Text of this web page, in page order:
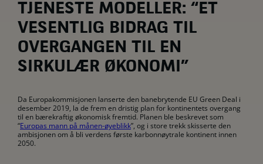
TJENESTE MODELLER: “ET
VESENTLIG BIDRAG TIL
OVERGANGEN TIL EN
SIRKULÆR ØKONOMI”
Da Europakommisjonen lanserte den banebrytende EU Green Deal i
desember 2019, la de frem en dristig plan for kontinentets overgang
til en bærekraftig økonomisk fremtid. Planen ble beskrevet som
“Europas mann på månen-øyeblikk”, og i store trekk skisserte den
ambisjonen om å bli verdens første karbonnøytrale kontinent innen
2050.